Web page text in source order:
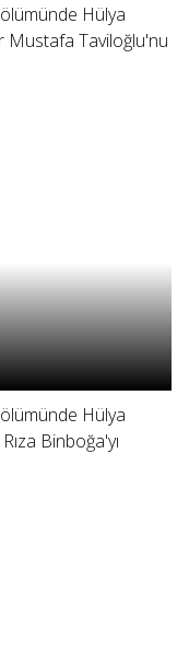
Hülya
Mustafa Taviloğlu'nu
Hülya
Binboğa'yı